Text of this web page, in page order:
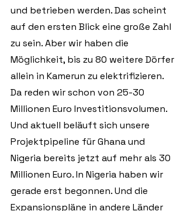
und betrieben werden. Das scheint
auf den ersten Blick eine große Zahl
zu sein. Aber wir haben die
Möglichkeit, bis zu 80 weitere Dörfer
allein in Kamerun zu elektrifizieren.
Da reden wir schon von 25-30
Millionen Euro Investitionsvolumen.
Und aktuell beläuft sich unsere
Projektpipeline für Ghana und
Nigeria bereits jetzt auf mehr als 30
Millionen Euro. In Nigeria haben wir
gerade erst begonnen. Und die
Expansionspläne in andere Länder